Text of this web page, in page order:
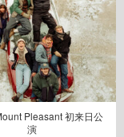
Pleasant 初来日公
演